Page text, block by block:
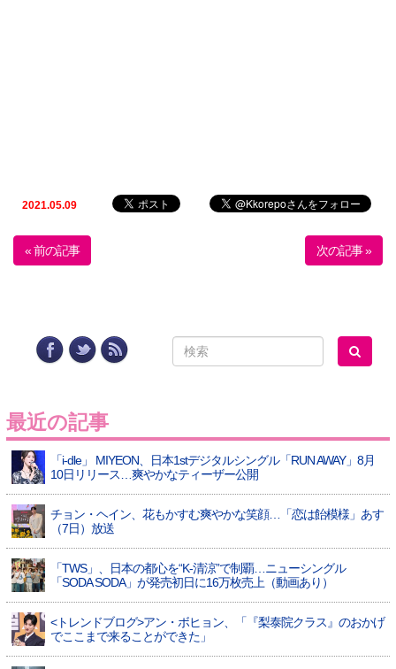
2021.05.09
« 前の記事 次の記事 »
最近の記事
「i-dle」 MIYEON、日本1stデジタルシングル「RUN AWAY」8月
10日リリース…爽やかなティーザー公開
チョン・ヘイン、花もかすむ爽やかな笑顔…「恋は飴模様」あす
（7日）放送
「TWS」、日本の都心を“K-清涼”で制覇…ニューシングル
「SODA SODA」が発売初日に16万枚売上（動画あり）
<トレンドブログ>アン・ボヒョン、「『梨泰院クラス』のおかげ
でここまで来ることができた」